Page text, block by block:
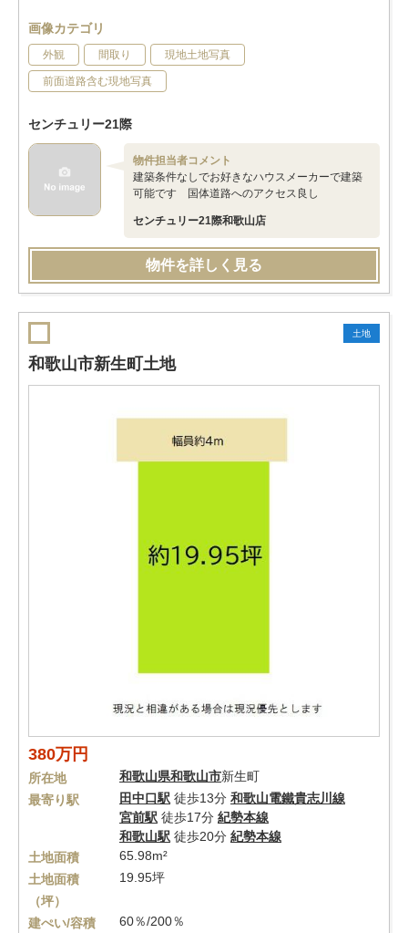
画像カテゴリ
外観 間取り 現地土地写真
前面道路含む現地写真
センチュリー21際
物件担当者コメント
建築条件なしでお好きなハウスメーカーで建築
可能です 国体道路へのアクセス良し
センチュリー21際和歌山店
物件を詳しく見る
土地
和歌山市新生町土地
380万円
所在地 和歌山県和歌山市新生町
最寄り駅
田中口駅 徒歩13分 和歌山電鐵貴志川線
宮前駅 徒歩17分 紀勢本線
和歌山駅 徒歩20分 紀勢本線
土地面積
65.98m²
土地面積
（坪）
19.95坪
建ぺい/容積
60％/200％